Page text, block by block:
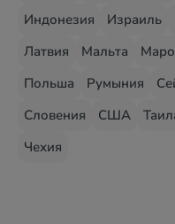
Индонезия
Израиль
Латвия
Мальта
Польша
Румыния
Словения
США
Чехия